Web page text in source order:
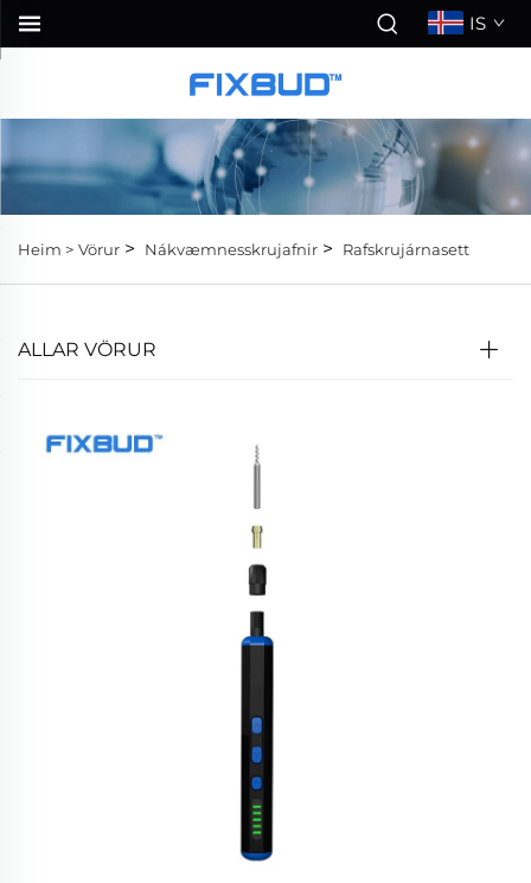
IS
Heim > Vörur > Nákvæmnesskrujafnir > Rafskrujárnasett
ALLAR VÖRUR